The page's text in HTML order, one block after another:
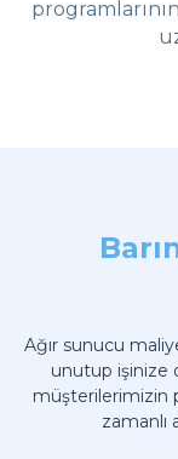
Ağır sunucu
unutup işinize
müşterilerimizin
zamanlı